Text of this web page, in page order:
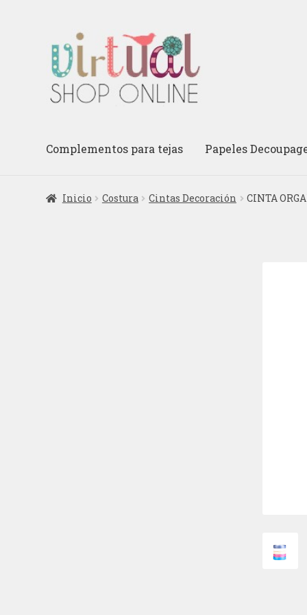
la
navegación
al
contenido
Complementos para tejas Papeles
Inicio Costura Cintas Decoración CINTA